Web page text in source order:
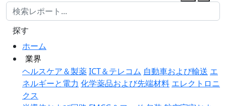
ホーム
業界
ヘルスケア＆製薬ICT＆テレコム 自動車および輸送 エ
ネルギーと電力 化学薬品および先端材料 エレクトロニ
クス
探す